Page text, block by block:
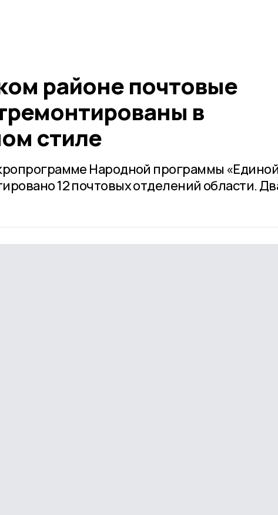
районе почтовые
в
стиле
Народной программы «Единой
12 почтовых отделений области.